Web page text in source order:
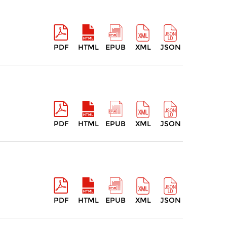
PDF HTML EPUB XML JSON
PDF HTML EPUB XML JSON
PDF HTML EPUB XML JSON